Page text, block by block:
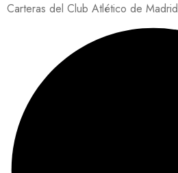
Carteras del Club Atlético de Madrid